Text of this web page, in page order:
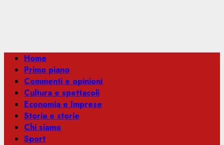
Menu
principale
Home
Primo piano
Commenti e opinioni
Cultura e spettacoli
Economia e Imprese
Storia e storie
Chi siamo
Sport